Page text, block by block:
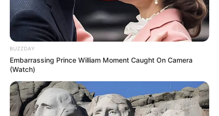
retângulo de tamanhos iguais.
Dica: Faça os retângulos de acordo com o tamanho
do seu enchimento e adicione uma margem de
segurança de uns 2 cm em todos os lados.
BUZZDAY
Embarrassing Prince William Moment Caught On Camera
(Watch)